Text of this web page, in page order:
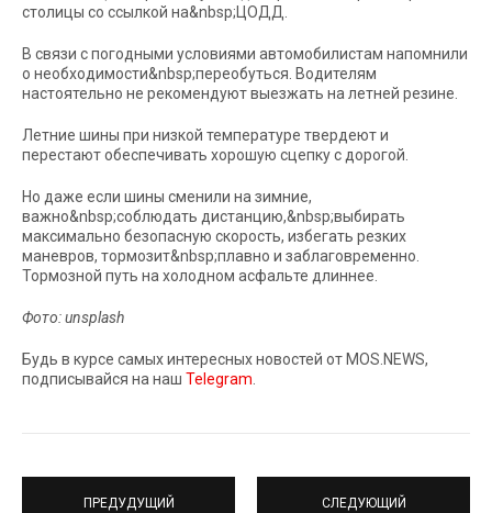
столицы со ссылкой на&nbsp;ЦОДД.
В связи с погодными условиями автомобилистам напомнили
о необходимости&nbsp;переобуться. Водителям
настоятельно не рекомендуют выезжать на летней резине.
Летние шины при низкой температуре твердеют и
перестают обеспечивать хорошую сцепку с дорогой.
Но даже если шины сменили на зимние,
важно&nbsp;соблюдать дистанцию,&nbsp;выбирать
максимально безопасную скорость, избегать резких
маневров, тормозит&nbsp;плавно и заблаговременно.
Тормозной путь на холодном асфальте длиннее.
Фото: unsplash
Будь в курсе самых интересных новостей от MOS.NEWS,
подписывайся на наш Telegram
ПРЕДУДУЩИЙ СЛЕДУЮЩИЙ